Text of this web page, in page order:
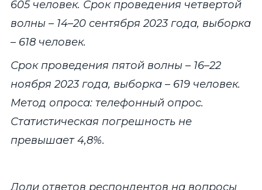
605 человек. Срок проведения четвертой
волны – 14–20 сентября 2023 года, выборка
– 618 человек.
Срок проведения пятой волны – 16–22
ноября 2023 года, выборка – 619 человек.
Метод опроса: телефонный опрос.
Статистическая погрешность не
превышает 4,8%.
Доли ответов респондентов на вопросы